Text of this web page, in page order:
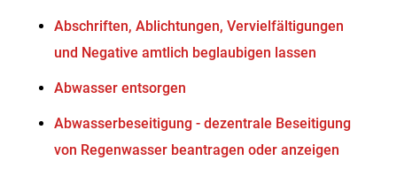
Abschriften, Ablichtungen, Vervielfältigungen
und Negative amtlich beglaubigen lassen
Abwasser entsorgen
Abwasserbeseitigung - dezentrale Beseitigung
von Regenwasser beantragen oder anzeigen